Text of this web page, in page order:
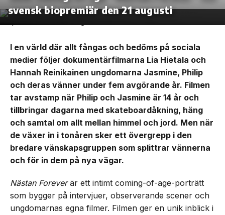
svensk biopremiär den 21 augusti
I en värld där allt fångas och bedöms på sociala
medier följer dokumentärfilmarna Lia Hietala och
Hannah Reinikainen ungdomarna Jasmine, Philip
och deras vänner under fem avgörande år. Filmen
tar avstamp när Philip och Jasmine är 14 år och
tillbringar dagarna med skateboardåkning, häng
och samtal om allt mellan himmel och jord. Men när
de växer in i tonåren sker ett övergrepp i den
bredare vänskapsgruppen som splittrar vännerna
och för in dem på nya vägar.
Nästan Foreverär ett intimt coming-of-age-porträtt
som bygger på intervjuer, observerande scener och
ungdomarnas egna filmer. Filmen ger en unik inblick i